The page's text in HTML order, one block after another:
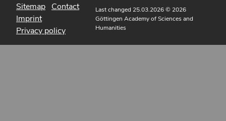
Sitemap Contact
Imprint
Privacy policy
Last changed 25.03.2026© 2026
Göttingen Academy of Sciences and
Humanities